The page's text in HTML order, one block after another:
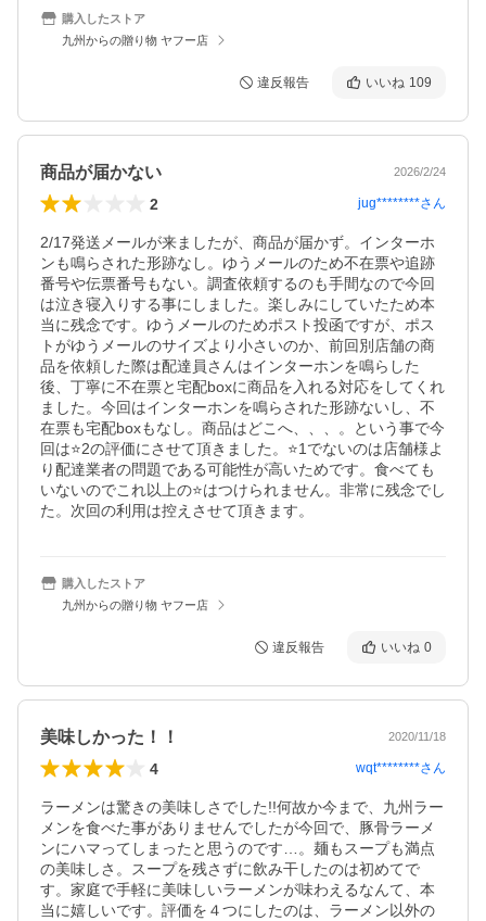
購入したストア
九州からの贈り物 ヤフー店
違反報告 いいね 109
商品が届かない 2026/2/24
2 jug********さん
2/17発送メールが来ましたが、商品が届かず。インターホ
ンも鳴らされた形跡なし。ゆうメールのため不在票や追跡
番号や伝票番号もない。調査依頼するのも手間なので今回
は泣き寝入りする事にしました。楽しみにしていたため本
当に残念です。ゆうメールのためポスト投函ですが、ポス
トがゆうメールのサイズより小さいのか、前回別店舗の商
品を依頼した際は配達員さんはインターホンを鳴らした
後、丁寧に不在票と宅配boxに商品を入れる対応をしてくれ
ました。今回はインターホンを鳴らされた形跡ないし、不
在票も宅配boxもなし。商品はどこへ、、、。という事で今
回は⭐️2の評価にさせて頂きました。⭐️1でないのは店舗様よ
り配達業者の問題である可能性が高いためです。食べても
いないのでこれ以上の⭐️はつけられません。非常に残念でし
た。次回の利用は控えさせて頂きます。
購入したストア
九州からの贈り物 ヤフー店
違反報告 いいね 0
美味しかった！！ 2020/11/18
4 wqt********さん
ラーメンは驚きの美味しさでした!!何故か今まで、九州ラー
メンを食べた事がありませんでしたが今回で、豚骨ラーメ
ンにハマってしまったと思うのです…。麺もスープも満点
の美味しさ。スープを残さずに飲み干したのは初めてで
す。家庭で手軽に美味しいラーメンが味わえるなんて、本
当に嬉しいです。評価を４つにしたのは、ラーメン以外の